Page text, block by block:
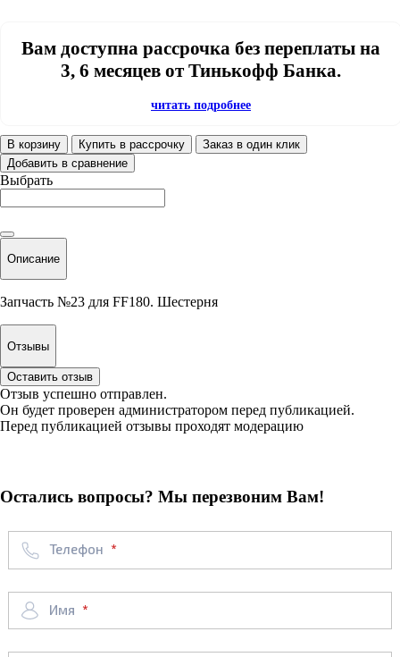
Вам доступна рассрочка без переплаты на
3, 6 месяцев от Тинькофф Банка.
читать подробнее
В корзину Купить в рассрочку
Заказ в один клик
Добавить в сравнение
Выбрать
Описание
Запчасть №23 для FF180. Шестерня
Отзывы
Оставить отзыв
Отзыв успешно отправлен.
Он будет проверен администратором перед публикацией.
Перед публикацией отзывы проходят модерацию
Остались вопросы? Мы перезвоним Вам!
Телефон
Имя